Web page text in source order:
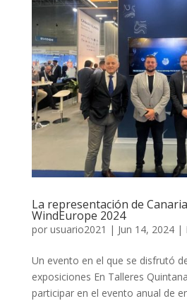
La representación de
WindEurope 2024
por usuario2021 | Jun 14, 2024|
Un evento en el que se disfrutó
exposiciones En Talleres
participar en el evento anual de